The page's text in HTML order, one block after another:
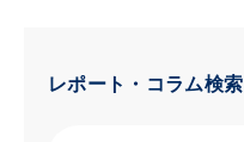
レポート・コラム検索